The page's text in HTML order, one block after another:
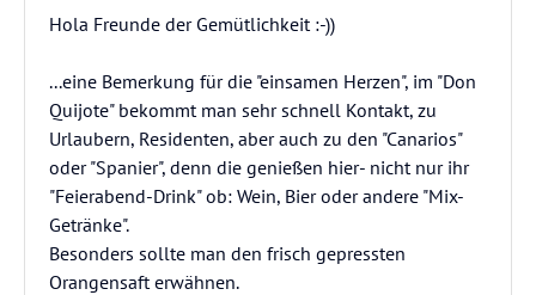
Hola Freunde der Gemütlichkeit :-))
...eine Bemerkung für die "einsamen Herzen", im "Don
Quijote" bekommt man sehr schnell Kontakt, zu
Urlaubern, Residenten, aber auch zu den "Canarios"
oder "Spanier", denn die genießen hier- nicht nur ihr
"Feierabend-Drink" ob: Wein, Bier oder andere "Mix-
Getränke".
Besonders sollte man den frisch gepressten
Orangensaft erwähnen.